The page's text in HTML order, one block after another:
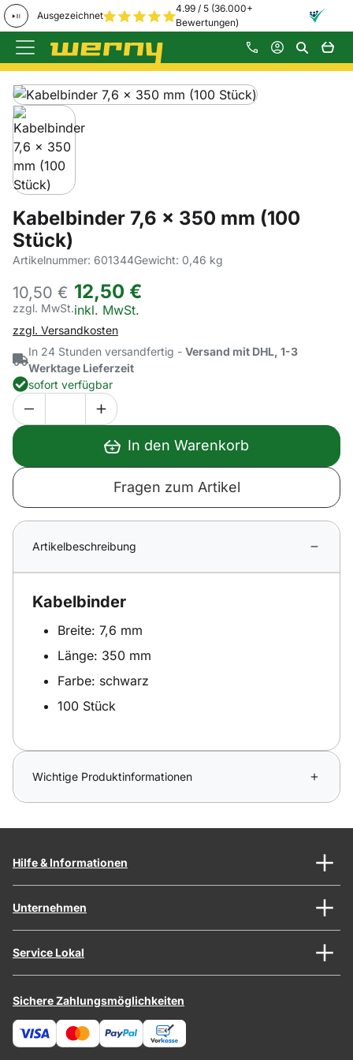
Ausgezeichnet
4.99 / 5 (36.000+
Bewertungen)
Zum Hauptinhalt springen
Produktgalerie
Zur Kaufbox springen
Kabelbinder 7,6 x 350 mm (100
Stück)
Artikelnummer: 601344Gewicht: 0,46 kg
10,50 €
zzgl. MwSt.
12,50 €
Steuerhinweis:
inkl. MwSt.
zzgl. Versandkosten
In 24 Stunden versandfertig - Versand mit DHL, 1-3
Werktage Lieferzeit
sofort verfügbar
In den Warenkorb
Fragen zum Artikel
Artikelbeschreibung
Kabelbinder
Breite: 7,6 mm
Länge: 350 mm
Farbe: schwarz
100 Stück
Wichtige Produktinformationen
Hilfe & Informationen
Unternehmen
Service Lokal
Sichere Zahlungsmöglichkeiten